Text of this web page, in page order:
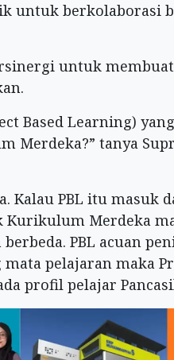
untuk berkolaborasi
untuk
Based Learning)
Merdeka?” tanya
Kalau PBL itu masuk
Merdeka
PBL acuan
pelajaran maka
profil pelajar